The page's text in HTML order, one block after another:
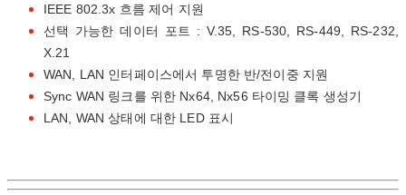
IEEE 802.3x 흐름 제어 지원
선택 가능한 데이터 포트 : V.35, RS-530, RS-449, RS-232,
X.21
WAN, LAN 인터페이스에서 투명한 반/전이중 지원
Sync WAN 링크를 위한 Nx64, Nx56 타이밍 클록 생성기
LAN, WAN 상태에 대한 LED 표시